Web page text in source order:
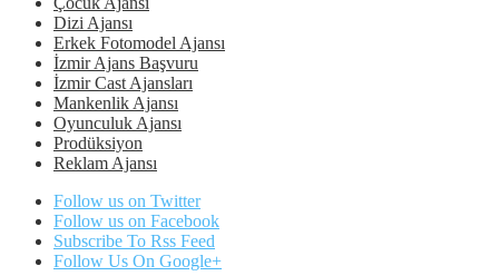
Dizi Ajansı
Erkek Fotomodel Ajansı
İzmir Ajans Başvuru
İzmir Cast Ajansları
Mankenlik Ajansı
Oyunculuk Ajansı
Prodüksiyon
Reklam Ajansı
Follow us on Twitter
Follow us on Facebook
Subscribe To Rss Feed
Follow Us On Google+